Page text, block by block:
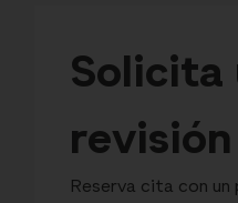
Solicita
Reserva cita con